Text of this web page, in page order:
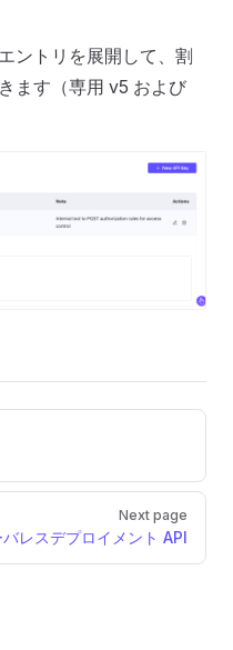
ントリを展開して、割
ます（専用 v5 および
Next page
レスデプロイメント API